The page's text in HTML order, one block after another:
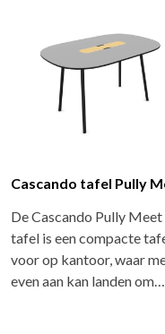
Cascando tafel Pully
De Cascando Pully Meet
tafel is een compacte
voor op kantoor, waar
even aan kan landen om…